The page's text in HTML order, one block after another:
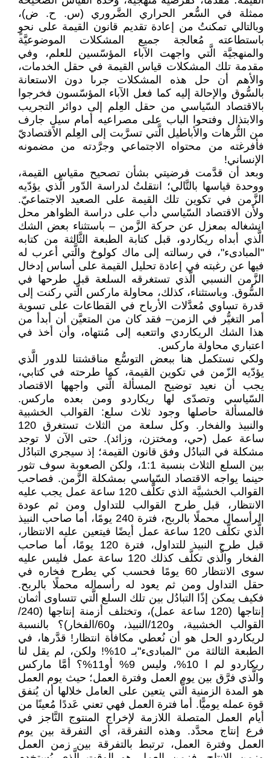
ممثلة في السُّعر الحراري الضَّروري (س. ح. ض)،
وبالتالي تمكنتُ من إعادة تقديم قانون القيمة على نحوٍ
باستطاعته مُعالجة جميع المشكلات الموضوعيَّة
والمنهجيَّة الَّتي واجهت الآباء المؤسّسين للعلم، وفي
مقدمة تلك المشكلات قياس القيمة في حقل الخدمات،
والأهم أن حل هذه المشكلات جرىا دون الاستعانة
بالسُّوق والإحالة إليه كما فعل الآباء المؤسّسون فخرجوا
بالاقتصاد السّياسي من حقل العِلم إلى دوائر التجريب
والابتذال وفتحوا الباب على مصراعيه أمام سيلٍ جارف
من التُّرهات والأباطيل الَّتي تسرَّبت إلى العِلم الاقتصاديّ
فأفرغته من محتواه الاجتماعي وجرَّدته من مضمونه
الإنساني!
وبعد أن قدَّمت فرضيتي بشأن تصحيح مقياس القيمة،
ووحدة قياسها بالتَّالي؛ انتقلتُ لدراسة الدّور الَّذي يؤدّيه
الزَّمن في تكوين تلك القيمة على الصعيد الاجتماعيّ.
ولأن الاقتصاد السّياسي دأب على دراسة الظواهر محل
انشغاله بمعزل عن حركة الزَّمن – باستثناء بعض الشك
الَّذي أبداه ريكاردو، قبل كتابة الطبعة الثَّالثة من كتابه
"المبادىء"، في رسالته إلى ماك كولوخ والَّتي أعرب له
فيها عن رغبته في إعادة تحليل القيمة على أساس إدخال
الزَّمن النسبي الَّذي تستغرقه السلعة قبل طرحها في
السُّوق. وباستثناء، كذلك، محاولة ماركس الَّتي ركنت إلى
قدرة تساوي مُعدَّلات الأرباح في القطاعات على تسوية
أمر التغيُّر في الزمن– فقد كان من المتعيَّن أن أبدأ من
هذا الشك الريكاردي واتتعبه إلى مُنتهاه، وأن أخذ في
اعتباري محاولة ماركس.
ولكي نستكمل هنا ببعض التوسُّع مناقشتنا للدور الَّذي
يؤدّيه الزّمن في تكوين القيمة، كما طرحته في كتابي،
يجب أن نعيد توضيح المسألة الَّتي واجهها الاقتصاد
السّياسي وتصدّى لها ريكاردو ومن بعده ماركس.
فالمسألة حاصلها وجود ثلاث سلع: القوالب الخشبية
والنبيذ والفخار. وكل سلعة من الثلاث تستغرق 120
ساعة عمل (حي، ومختزن، وزائد). حتى الآن لا توجد
مشكلة في التبادُل وفق قانون القيمة؛ إذ سيجري التبادُل
بين السلع الثلاث بنسبة 1:1، ولكن الصعوبة سوف تثور
حينما يواجه الاقتصاد السّياسي بمشكلة الزَّمن. فصاحب
القوالب الخشبيَّة الذي تكلَّف 120 ساعة عمل يجب عليه
الانتظار، قبل طرح القوالب للتداول ومن ثم عودة
الرأسمال محملًا بالربح، فترة 240 يومًا، أما صاحب النبيذ
الَّذي تكلَّف 120 ساعة عمل أيضًا فيتعين عليه الانتظار،
قبل طرح النبيذ للتداول، فترة 120 يومًا، أما صاحب
الفخار والَّذي تكلَّف كذلك 120 ساعة عمل فليس عليه
سوى الانتظار 60 يومًا فحسب كي يطرح فخاره في
حقل التداول ومن ثم يعود له رأسماله محملًا بالربح.
فكيف يمكن إذًا التبادُل بين تلك السلع الَّتي تتساوى أثمان
إنتاجها (120 ساعة عمل)، وتختلف أزمنة إنتاجها (240/
القوالب الخشبية، و120/النبيذ، و60/الفخار)؟ بالنسبة
لريكاردو الحل هو أن نُعطي مكافأة انتظار! قدَّرها، في
الطبعة الثالثة من "المبادىء"بـ 10%! ولكن، لم يقل لنا
ريكاردو لم ا 10%، وليس 9% أو11%؟ أمَّا ماركس
والَّذي فرَّق بين يوم العمل وفترة العمل؛ حيث يوم العمل
هو المدة الزمنية الَّتي يتعين على العامل خلالها أن يُنفق
قوة عمله يوميًّا. أما فترة العمل فهي تعني عَددًا مُعينًا من
أيام العمل المتصلة اللازمة لإخراج المنتوج النَّاجز في
فرع إنتاج محدَّد. وهذه التفرقة، أي التفرقة بين يوم
العمل وفترة العمل، ترتبط بالتفرقة بين زمن العمل